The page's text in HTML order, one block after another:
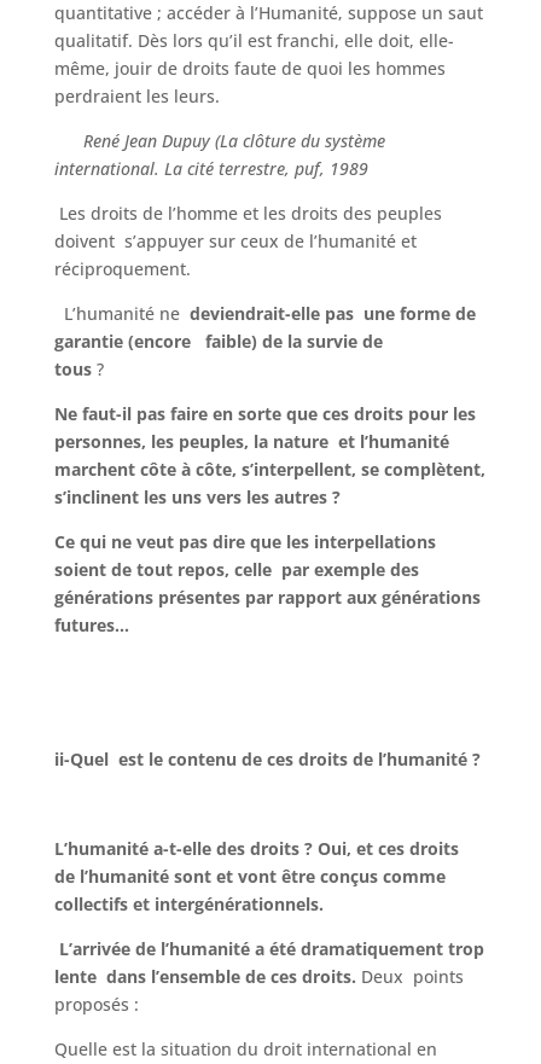
quantitative ; accéder à l’Humanité‚ suppose un saut
qualitatif. Dès lors qu’il est franchi, elle doit, elle-
même, jouir de droits faute de quoi les hommes
perdraient les leurs.
René Jean Dupuy (La clôture du système
international. La cité terrestre, puf, 1989
Les droits de l’homme et les droits des peuples
doivent s’appuyer sur ceux de l’humanité et
réciproquement.
L’humanité ne deviendrait-elle pas une forme de
garantie (encore faible) de la survie de
tous ?
Ne faut-il pas faire en sorte que ces droits pour les
personnes, les peuples, la nature et l’humanité
marchent côte à côte, s’interpellent, se complètent,
s’inclinent les uns vers les autres ?
Ce qui ne veut pas dire que les interpellations
soient de tout repos, celle par exemple des
générations présentes par rapport aux générations
futures…
ii-Quel est le contenu de ces droits de l’humanité ?
L’humanité a-t-elle des droits ?Oui, et ces droits
de l’humanité sont et vont être conçus comme
collectifs et intergénérationnels.
L’arrivée de l’humanité a été dramatiquement trop
lente dans l’ensemble de ces droits. Deux points
proposés :
Quelle est la situation du droit international en